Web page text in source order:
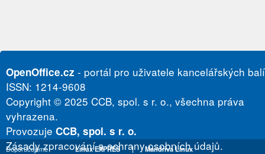
OpenOffice.cz - portál pro uživatele kancelářských
ISSN: 1214-9608
Copyright © 2025 CCB, spol. s r. o., všechna práva
vyhrazena.
Provozuje CCB, spol. s r. o.
Zásady zpracování a ochrany osobních údajů.
Doporučujeme Linux EXPRES | Mandriva Linux